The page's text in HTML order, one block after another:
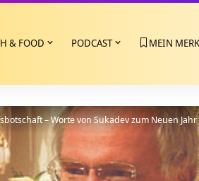
& FOOD PODCAST MEIN
– Worte von Sukadev zum Neuen Jahr